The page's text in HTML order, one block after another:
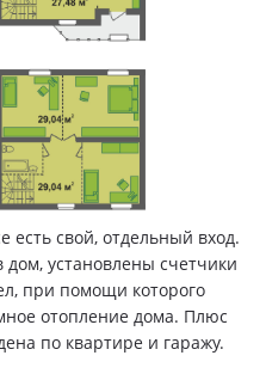
есть свой, отдельный вход.
установлены счетчики
при помощи которого
отопление дома. Плюс
по квартире и гаражу.